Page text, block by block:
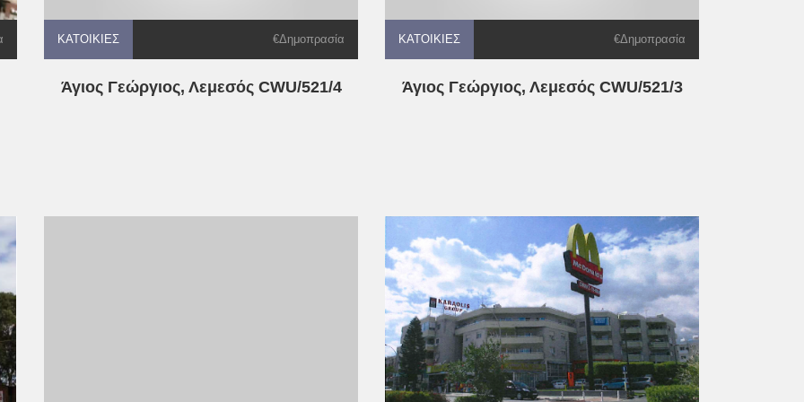
ΚΑΤΟΙΚΊΕΣ
ΚΑΤΟΙΚΊΕΣ
ΚΑΤΟΙΚΊΕΣ €Δημοπρασία
Άγιος Γεώργιος, Λεμεσός CWU/521/4
ΚΑΤΟΙΚΊΕΣ
ΚΑΤΟΙΚΊΕΣ
ΚΑΤΟΙΚΊΕΣ €Δημοπρασία
Άγιος Γεώργιος, Λεμεσός CWU/521/3